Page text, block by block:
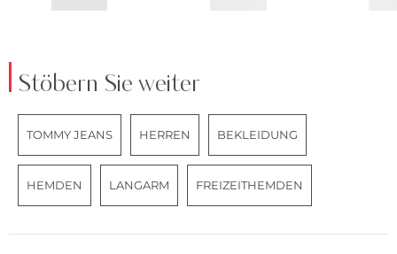
Stöbern Sie weiter
TOMMY JEANS HERREN BEKLEIDUNG
HEMDEN LANGARM FREIZEITHEMDEN